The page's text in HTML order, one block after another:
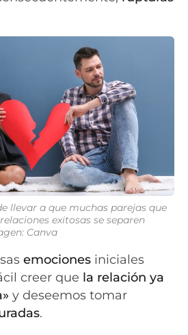
llevar a que muchas parejas que
exitosas se separen
Canva
emociones iniciales
creer que la relación ya
y deseemos tomar
.